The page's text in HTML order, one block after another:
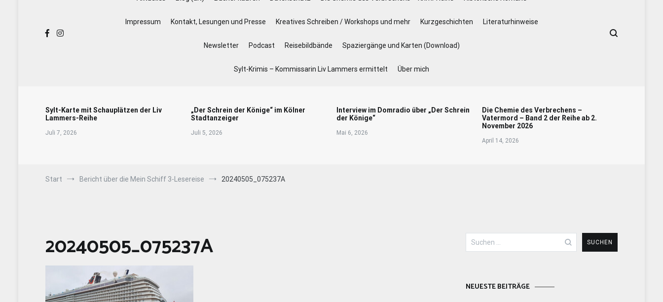
Impressum Kontakt, Lesungen und Presse Kreatives Schreiben / Workshops und mehr Kurzgeschichten Literaturhinweise
Newsletter Podcast Reisebildbände Spaziergänge und Karten (Download)
Sylt-Krimis – Kommissarin Liv Lammers ermittelt Über mich
Sylt-Karte mit Schauplätzen der Liv
Lammers-Reihe
Juli 7, 2026
„Der Schrein der Könige“ im Kölner
Stadtanzeiger
Juli 5, 2026
Interview im Domradio über „Der Schrein
der Könige“
Mai 6, 2026
Die Chemie des Verbrechens –
Vatermord – Band 2 der Reihe ab 2.
November 2026
April 14, 2026
Start Bericht über die Mein Schiff 3-Lesereise 20240505_075237A
20240505_075237A
Suchen
nach:
NEUESTE BEITRÄGE